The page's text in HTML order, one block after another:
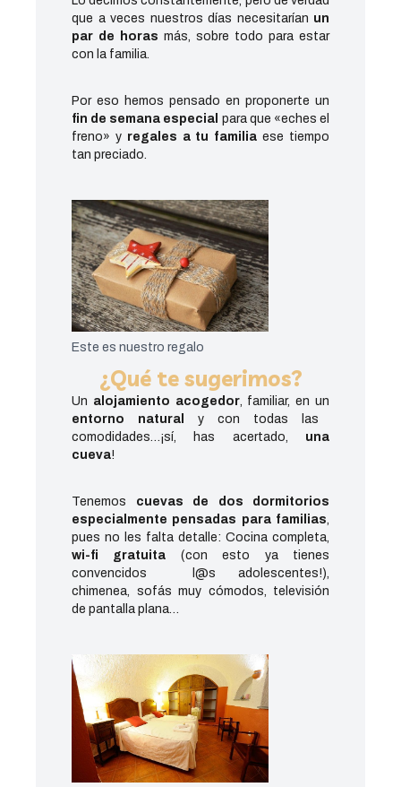
que a veces nuestros días necesitarían un
par de horas más, sobre todo para estar
con la familia.
Por eso hemos pensado en proponerte un
fin de semana especial para que «eches el
freno» y regales a tu familia ese tiempo
tan preciado.
Este es nuestro regalo
¿Qué te sugerimos?
Un alojamiento acogedor, familiar, en un
entorno natural
y con todas las
comodidades…¡sí, has acertado, una
cueva!
Tenemos cuevas de dos dormitorios
especialmente pensadas para familias,
pues no les falta detalle: Cocina completa,
wi-fi gratuita (con esto ya tienes
convencidos l@s adolescentes!),
chimenea, sofás muy cómodos, televisión
de pantalla plana…